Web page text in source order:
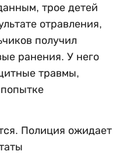
трое детей
отравления,
получил
ранения. У него
травмы,
Полиция ожидает